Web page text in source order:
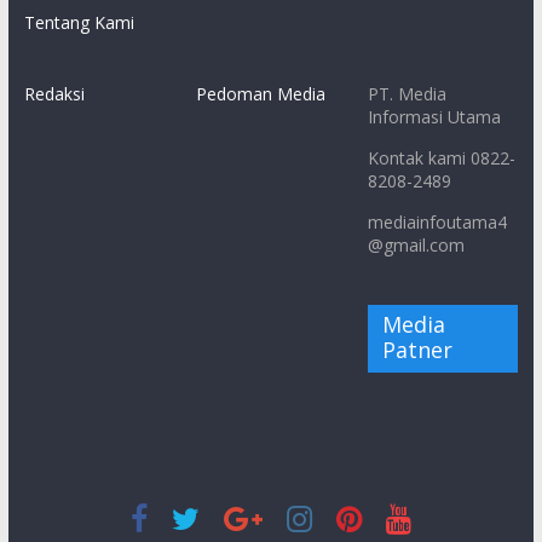
Tentang Kami
Redaksi Pedoman Media
PT. Media
Informasi Utama
Kontak kami 0822-
8208-2489
mediainfoutama4
@gmail.com
Media
Patner